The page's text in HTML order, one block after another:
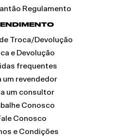
Regulamento
Troca/Devolução
e Devolução
frequentes
um revendedor
um consultor
Conosco
Conosco
e Condições